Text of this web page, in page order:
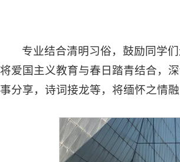
专业结合清明习俗，鼓励同学
将爱国主义教育与春日踏青结合，
事分享，诗词接龙等，将缅怀之情